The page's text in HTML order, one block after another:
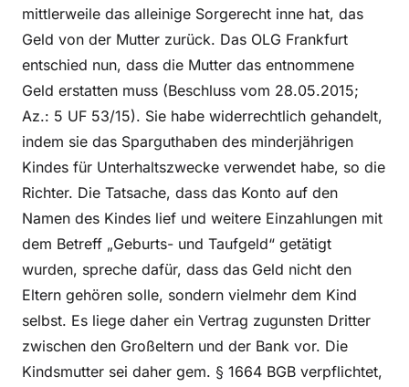
mittlerweile das alleinige Sorgerecht inne hat, das
Geld von der Mutter zurück. Das OLG Frankfurt
entschied nun, dass die Mutter das entnommene
Geld erstatten muss (Beschluss vom 28.05.2015;
Az.: 5 UF 53/15). Sie habe widerrechtlich gehandelt,
indem sie das Sparguthaben des minderjährigen
Kindes für Unterhaltszwecke verwendet habe, so die
Richter. Die Tatsache, dass das Konto auf den
Namen des Kindes lief und weitere Einzahlungen mit
dem Betreff „Geburts- und Taufgeld“ getätigt
wurden, spreche dafür, dass das Geld nicht den
Eltern gehören solle, sondern vielmehr dem Kind
selbst. Es liege daher ein Vertrag zugunsten Dritter
zwischen den Großeltern und der Bank vor. Die
Kindsmutter sei daher gem. § 1664 BGB verpflichtet,